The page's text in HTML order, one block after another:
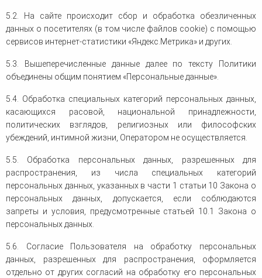
5.2. На сайте происходит сбор и обработка обезличенных
данных о посетителях (в том числе файлов cookie) с помощью
сервисов интернет-статистики «Яндекс.Метрика» и других.
5.3. Вышеперечисленные данные далее по тексту Политики
объединены общим понятием «Персональные данные».
5.4. Обработка специальных категорий персональных данных,
касающихся расовой, национальной принадлежности,
политических взглядов, религиозных или философских
убеждений, интимной жизни, Оператором не осуществляется.
5.5. Обработка персональных данных, разрешенных для
распространения, из числа специальных категорий
персональных данных, указанных в части 1 статьи 10 Закона о
персональных данных, допускается, если соблюдаются
запреты и условия, предусмотренные статьей 10.1 Закона о
персональных данных.
5.6. Согласие Пользователя на обработку персональных
данных, разрешенных для распространения, оформляется
отдельно от других согласий на обработку его персональных